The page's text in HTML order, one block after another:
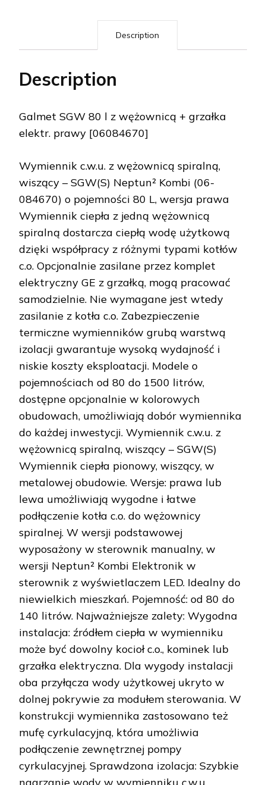
Description
Description
Galmet SGW 80 l z wężownicą + grzałka
elektr. prawy [06084670]
Wymiennik c.w.u. z wężownicą spiralną,
wiszący – SGW(S) Neptun² Kombi (06-
084670) o pojemności 80 L, wersja prawa
Wymiennik ciepła z jedną wężownicą
spiralną dostarcza ciepłą wodę użytkową
dzięki współpracy z różnymi typami kotłów
c.o. Opcjonalnie zasilane przez komplet
elektryczny GE z grzałką, mogą pracować
samodzielnie. Nie wymagane jest wtedy
zasilanie z kotła c.o. Zabezpieczenie
termiczne wymienników grubą warstwą
izolacji gwarantuje wysoką wydajność i
niskie koszty eksploatacji. Modele o
pojemnościach od 80 do 1500 litrów,
dostępne opcjonalnie w kolorowych
obudowach, umożliwiają dobór wymiennika
do każdej inwestycji. Wymiennik c.w.u. z
wężownicą spiralną, wiszący – SGW(S)
Wymiennik ciepła pionowy, wiszący, w
metalowej obudowie. Wersje: prawa lub
lewa umożliwiają wygodne i łatwe
podłączenie kotła c.o. do wężownicy
spiralnej. W wersji podstawowej
wyposażony w sterownik manualny, w
wersji Neptun² Kombi Elektronik w
sterownik z wyświetlaczem LED. Idealny do
niewielkich mieszkań. Pojemność: od 80 do
140 litrów. Najważniejsze zalety: Wygodna
instalacja: źródłem ciepła w wymienniku
może być dowolny kocioł c.o., kominek lub
grzałka elektryczna. Dla wygody instalacji
oba przyłącza wody użytkowej ukryto w
dolnej pokrywie za modułem sterowania. W
konstrukcji wymiennika zastosowano też
mufę cyrkulacyjną, która umożliwia
podłączenie zewnętrznej pompy
cyrkulacyjnej. Sprawdzona izolacja: Szybkie